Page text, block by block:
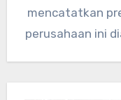
mencatatkan
perusahaan ini